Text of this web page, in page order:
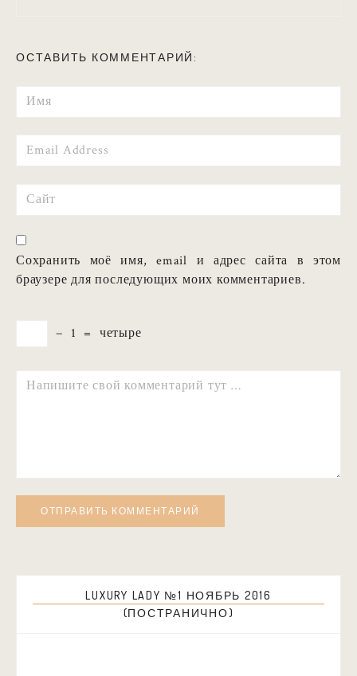
ОСТАВИТЬ КОММЕНТАРИЙ:
Имя
Email
Сайт
Сохранить моё имя, email и адрес сайта в этом
браузере для последующих моих комментариев.
− 1 = четыре
Комментарий
LUXURY LADY №1 НОЯБРЬ 2016
(ПОСТРАНИЧНО)